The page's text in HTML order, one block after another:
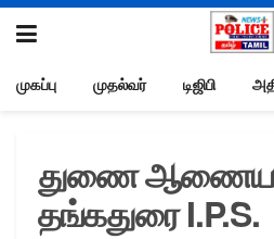
முகப்பு முதல்வர் டிஜிபி
துணை
தங்கதுரை I.P.S.